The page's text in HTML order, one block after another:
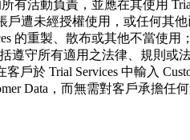
有活動負責，並應在其使用
遭未經授權使用，或任何其
的重製、散布或其他不當使
遵守所有適用之法律、規則或
客戶於 Trial Services 中輸入
Data，而無需對客戶承擔任